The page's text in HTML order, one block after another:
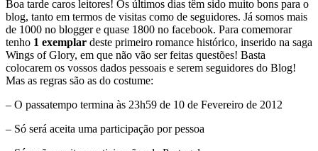
Boa tarde caros leitores! Os últimos dias têm sido muito bons para o
blog, tanto em termos de visitas como de seguidores. Já somos mais
de 1000 no blogger e quase 1800 no facebook. Para comemorar
tenho 1 exemplar deste primeiro romance histórico, inserido na saga
Wings of Glory, em que não vão ser feitas questões! Basta
colocarem os vossos dados pessoais e serem seguidores do Blog!
Mas as regras são as do costume:
– O passatempo termina às 23h59 de 10 de Fevereiro de 2012
– Só será aceita uma participação por pessoa